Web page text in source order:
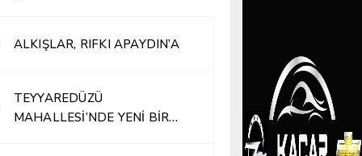
ALKIŞLAR, RIFKI APAYDIN’A
TEYYAREDÜZÜ
MAHALLESİ’NDE YENİ BİR